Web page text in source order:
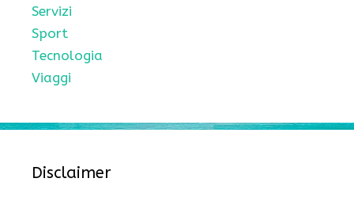
Servizi
Sport
Tecnologia
Viaggi
Disclaimer